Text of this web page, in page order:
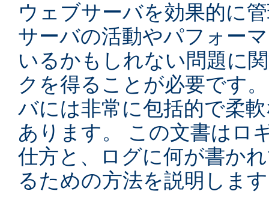
ウェブサーバを効果的に
サーバの活動やパフォー
いるかもしれない問題に
クを得ることが必要です
バには非常に包括的で柔
あります。 この文書はロ
仕方と、ログに何が書か
るための方法を説明しま